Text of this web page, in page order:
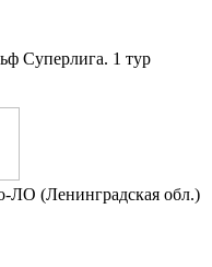
Суперлига. 1 тур
ЛО (Ленинградская обл.)